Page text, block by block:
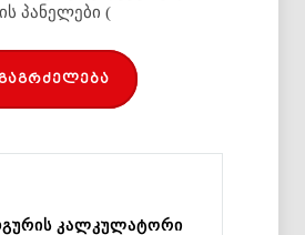
პანელები (
კალკულატორი